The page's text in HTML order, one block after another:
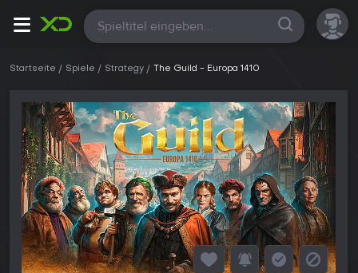
Alle
Startseite Spiele Strategy The Guild - Europa 1410